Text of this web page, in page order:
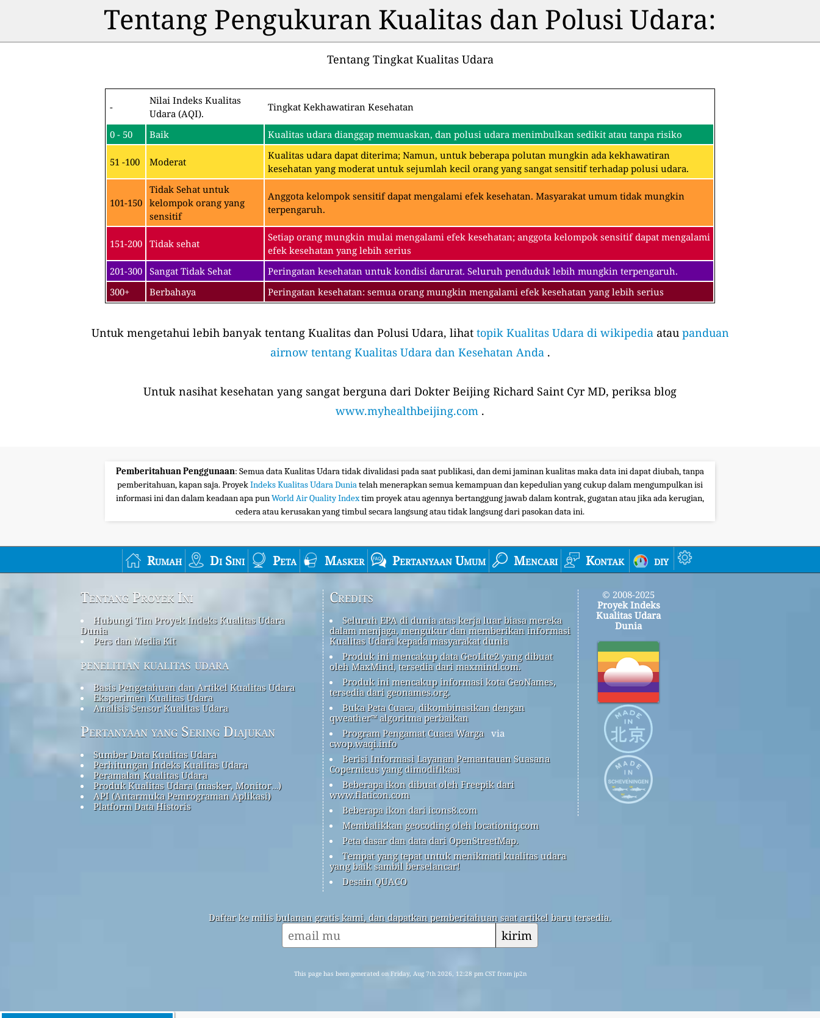
Tentang Pengukuran Kualitas dan Polusi Udara:
Tentang Tingkat Kualitas Udara
-
Nilai Indeks Kualitas
Udara (AQI).
Tingkat Kekhawatiran Kesehatan
0 - 50 Baik Kualitas udara dianggap memuaskan, dan polusi udara menimbulkan sedikit atau tanpa risiko
51 -100 Moderat
Kualitas udara dapat diterima; Namun, untuk beberapa polutan mungkin ada kekhawatiran
kesehatan yang moderat untuk sejumlah kecil orang yang sangat sensitif terhadap polusi udara.
101-150
Tidak Sehat untuk
kelompok orang yang
sensitif
Anggota kelompok sensitif dapat mengalami efek kesehatan. Masyarakat umum tidak mungkin
terpengaruh.
151-200 Tidak sehat
Setiap orang mungkin mulai mengalami efek kesehatan; anggota kelompok sensitif dapat mengalami
efek kesehatan yang lebih serius
201-300 Sangat Tidak Sehat
Peringatan kesehatan untuk kondisi darurat. Seluruh penduduk lebih mungkin terpengaruh.
300+
Berbahaya Peringatan kesehatan: semua orang mungkin mengalami efek kesehatan yang lebih serius
Untuk mengetahui lebih banyak tentang Kualitas dan Polusi Udara, lihat topik Kualitas Udara di wikipediaatau panduan
airnow tentang Kualitas Udara dan Kesehatan Anda.
Untuk nasihat kesehatan yang sangat berguna dari Dokter Beijing Richard Saint Cyr MD, periksa blog
www.myhealthbeijing.com .
Pemberitahuan Penggunaan: Semua data Kualitas Udara tidak divalidasi pada saat publikasi, dan demi jaminan kualitas maka data ini dapat diubah, tanpa
pemberitahuan, kapan saja. ProyekIndeks Kualitas Udara Duniatelah menerapkan semua kemampuan dan kepedulian yang cukup dalam mengumpulkan isi
informasi ini dan dalam keadaan apa punWorld Air Quality Indextim proyek atau agennya bertanggung jawab dalam kontrak, gugatan atau jika ada kerugian,
cedera atau kerusakan yang timbul secara langsung atau tidak langsung dari pasokan data ini.
Rumah Di Sini Peta Masker Pertanyaan Umum Mencari Kontak diy
Tentang Proyek Ini
Hubungi Tim Proyek Indeks Kualitas Udara
Dunia
Pers dan Media Kit
penelitian kualitas udara
Basis Pengetahuan dan Artikel Kualitas Udara
Eksperimen Kualitas Udara
Analisis Sensor Kualitas Udara
Pertanyaan yang Sering Diajukan
Sumber Data Kualitas Udara
Perhitungan Indeks Kualitas Udara
Peramalan Kualitas Udara
Produk Kualitas Udara (masker, Monitor…)
API (Antarmuka Pemrograman Aplikasi)
Platform Data Historis
Credits
Seluruh EPA di dunia atas kerja luar biasa mereka
dalam menjaga, mengukur dan memberikan informasi
Kualitas Udara kepada masyarakat dunia
Produk ini mencakup data GeoLite2 yang dibuat
oleh MaxMind, tersedia dari maxmind.com.
Produk ini mencakup informasi kota GeoNames,
tersedia dari geonames.org.
Buka Peta Cuaca, dikombinasikan dengan
qweather™ algoritma perbaikan
Program Pengamat Cuaca Warga via
cwop.waqi.info
Berisi Informasi Layanan Pemantauan Suasana
Copernicus yang dimodifikasi
Beberapa ikon dibuat oleh Freepik dari
www.flaticon.com
Beberapa ikon dari icons8.com
Membalikkan geocoding oleh locationiq.com
Peta dasar dan data dari OpenStreetMap.
Tempat yang tepat untuk menikmati kualitas udara
yang baik sambil berselancar!
Desain QUACO
© 2008-2025
Proyek Indeks
Kualitas Udara
Dunia
Daftar ke milis bulanan gratis kami, dan dapatkan pemberitahuan saat artikel baru tersedia.
kirim
This page has been generated on Friday, Aug 7th 2026, 12:28 pm CST from jp2n